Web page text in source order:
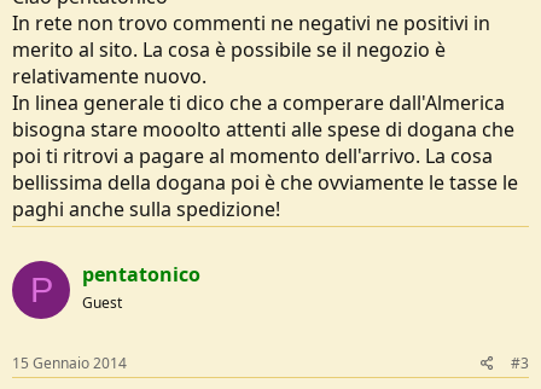
In rete non trovo commenti ne negativi ne positivi in
merito al sito. La cosa è possibile se il negozio è
relativamente nuovo.
In linea generale ti dico che a comperare dall'Almerica
bisogna stare mooolto attenti alle spese di dogana che
poi ti ritrovi a pagare al momento dell'arrivo. La cosa
bellissima della dogana poi è che ovviamente le tasse le
paghi anche sulla spedizione!
P pentatonico
Guest
15 Gennaio 2014 #3